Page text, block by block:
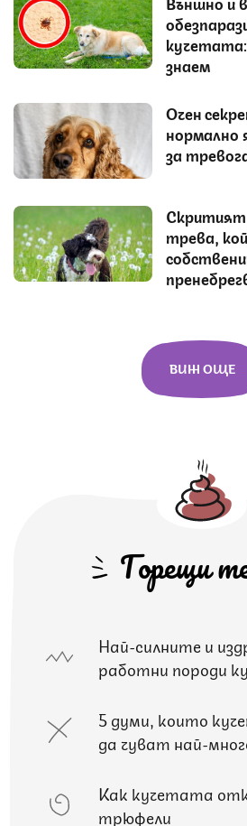
знаем
Очен
нормално
за
Скритият
трева,
ВИЖ ОЩЕ
Горещи
Най-силните и
работни породи
5 думи, които
да чуват най-
Как кучетата
трюфели